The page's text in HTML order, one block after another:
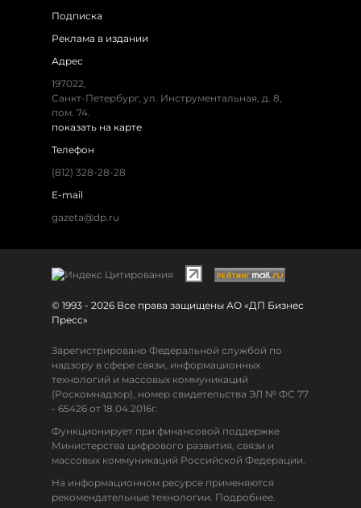
Подписка
Реклама в издании
Адрес
197022,
Санкт-Петербург, ул. Инструментальная, д. 8,
пом. 74.
показать на карте
Телефон
(812) 328-28-28
E-mail
gazeta@dp.ru
© 1993 - 2026 Все права защищены АО «ДП Бизнес
Пресс»
Зарегистрировано Федеральной службой по
надзору в сфере связи, информационных
технологий и массовых коммуникаций
(Роскомнадзор), номер свидетельства ЭЛ № ФС 77
- 65426 от 18.04.2016г.
Функционирует при финансовой поддержке
Министерства цифрового развития, связи и
массовых коммуникаций Российской Федерации.
На информационном ресурсе применяются
рекомендательные технологии. Подробнее.